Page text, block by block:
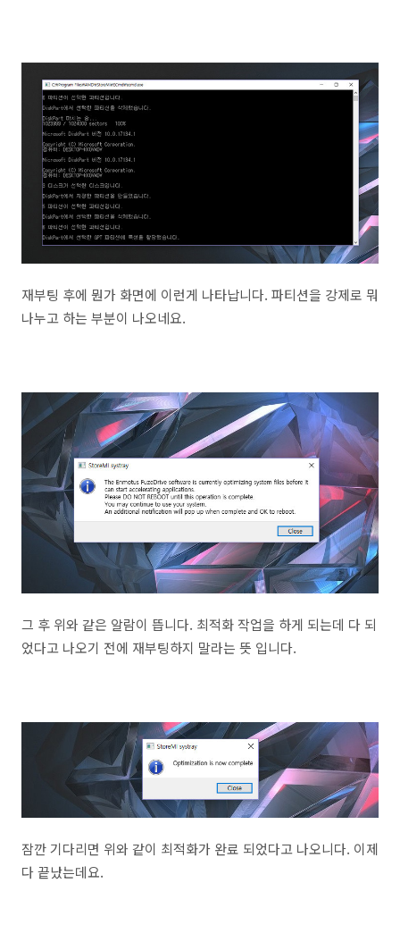
재부팅 후에 뭔가 화면에 이런게 나타납니다. 파티션을 강제로 뭐
나누고 하는 부분이 나오네요.
그 후 위와 같은 알람이 뜹니다. 최적화 작업을 하게 되는데 다 되
었다고 나오기 전에 재부팅하지 말라는 뜻 입니다.
잠깐 기다리면 위와 같이 최적화가 완료 되었다고 나오니다. 이제
다 끝났는데요.